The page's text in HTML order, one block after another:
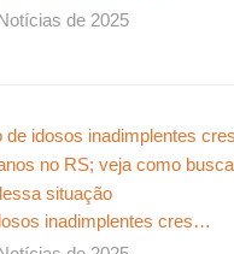
de 2025
inadimplentes cres…